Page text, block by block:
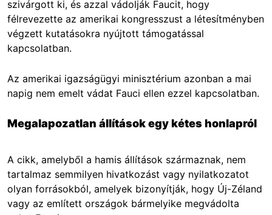
szivárgott ki, és azzal vádolják Faucit, hogy
félrevezette az amerikai kongresszust a létesítményben
végzett kutatásokra nyújtott támogatással
kapcsolatban.
Az amerikai igazságügyi minisztérium azonban a mai
napig nem emelt vádat Fauci ellen ezzel kapcsolatban.
Megalapozatlan állítások egy kétes honlapról
A cikk, amelyből a hamis állítások származnak, nem
tartalmaz semmilyen hivatkozást vagy nyilatkozatot
olyan forrásokból, amelyek bizonyítják, hogy Új-Zéland
vagy az említett országok bármelyike megvádolta